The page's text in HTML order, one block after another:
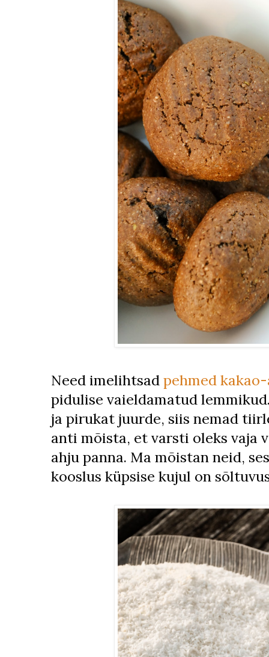
Need imelihtsad pehmed
pidulise vaieldamatud
ja pirukat juurde, siis nemad
anti mõista, et varsti oleks vaja
ahju panna. Ma mõistan neid,
kooslus küpsise kujul on